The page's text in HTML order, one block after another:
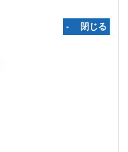
‐ 閉じる